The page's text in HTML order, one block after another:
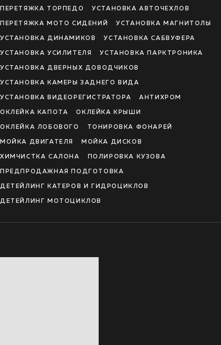
ПЕРЕТЯЖКА ТОРПЕДО УСТАНОВКА АВТОЧЕХЛОВ
ПЕРЕТЯЖКА МОТО СИДЕНИЙ УСТАНОВКА МАГНИТОЛЫ
УСТАНОВКА ДИНАМИКОВ УСТАНОВКА САБВУФЕРА
УСТАНОВКА УСИЛИТЕЛЯ УСТАНОВКА ПАРКТРОНИКА
УСТАНОВКА ДВЕРНЫХ ДОВОДЧИКОВ
УСТАНОВКА КАМЕРЫ ЗАДНЕГО ВИДА
УСТАНОВКА ВИДЕОРЕГИСТРАТОРА АНТИХРОМ
ОКЛЕЙКА КАПОТА ОКЛЕЙКА КРЫШИ
ОКЛЕЙКА ЛОБОВОГО ТОНИРОВКА ФОНАРЕЙ
МОЙКА ДВИГАТЕЛЯ МОЙКА ДИСКОВ
ХИМЧИСТКА САЛОНА ПОЛИРОВКА КУЗОВА
ПРЕДПРОДАЖНАЯ ПОДГОТОВКА
ДЕТЕЙЛИНГ КАТЕРОВ И ГИДРОЦИКЛОВ
ДЕТЕЙЛИНГ МОТОЦИКЛОВ